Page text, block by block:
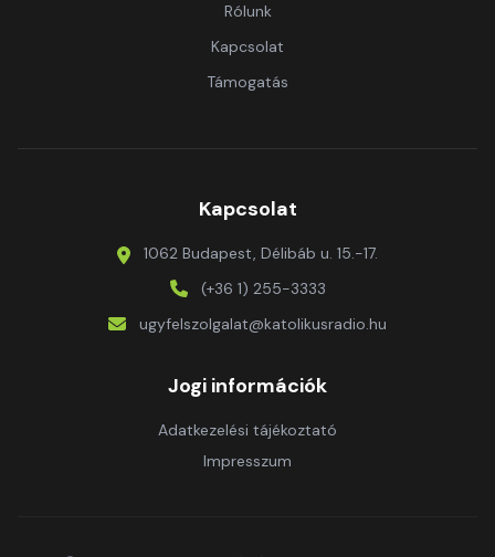
Rólunk
Kapcsolat
Támogatás
Kapcsolat
1062 Budapest, Délibáb u. 15.-17.
(+36 1) 255-3333
ugyfelszolgalat@katolikusradio.hu
Jogi információk
Adatkezelési tájékoztató
Impresszum